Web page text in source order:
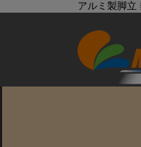
アルミ製脚立